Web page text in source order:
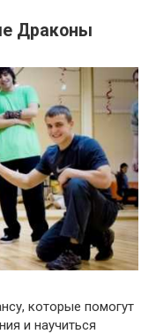
Драконы
которые помогут
и научиться